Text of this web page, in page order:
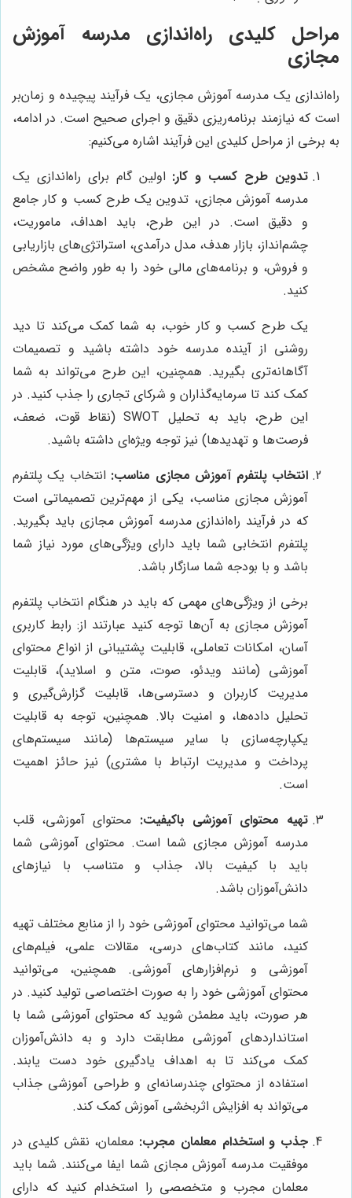
مراحل کلیدی راه‌اندازی مدرسه آموزش
مجازی
راه‌اندازی یک مدرسه آموزش مجازی، یک فرآیند پیچیده و زمان‌بر
است که نیازمند برنامه‌ریزی دقیق و اجرای صحیح است. در ادامه،
به برخی از مراحل کلیدی این فرآیند اشاره می‌کنیم:
تدوین طرح کسب و کار: اولین گام برای راه‌اندازی یک
مدرسه آموزش مجازی، تدوین یک طرح کسب و کار جامع
و دقیق است. در این طرح، باید اهداف، ماموریت،
چشم‌انداز، بازار هدف، مدل درآمدی، استراتژی‌های بازاریابی
و فروش، و برنامه‌های مالی خود را به طور واضح مشخص
کنید.
یک طرح کسب و کار خوب، به شما کمک می‌کند تا دید
روشنی از آینده مدرسه خود داشته باشید و تصمیمات
آگاهانه‌تری بگیرید. همچنین، این طرح می‌تواند به شما
کمک کند تا سرمایه‌گذاران و شرکای تجاری را جذب کنید. در
این طرح، باید به تحلیل SWOT (نقاط قوت، ضعف،
فرصت‌ها و تهدیدها) نیز توجه ویژه‌ای داشته باشید.
انتخاب پلتفرم آموزش مجازی مناسب: انتخاب یک پلتفرم
آموزش مجازی مناسب، یکی از مهم‌ترین تصمیماتی است
که در فرآیند راه‌اندازی مدرسه آموزش مجازی باید بگیرید.
پلتفرم انتخابی شما باید دارای ویژگی‌های مورد نیاز شما
باشد و با بودجه شما سازگار باشد.
برخی از ویژگی‌های مهمی که باید در هنگام انتخاب پلتفرم
آموزش مجازی به آن‌ها توجه کنید عبارتند از: رابط کاربری
آسان، امکانات تعاملی، قابلیت پشتیبانی از انواع محتوای
آموزشی (مانند ویدئو، صوت، متن و اسلاید)، قابلیت
مدیریت کاربران و دسترسی‌ها، قابلیت گزارش‌گیری و
تحلیل داده‌ها، و امنیت بالا. همچنین، توجه به قابلیت
یکپارچه‌سازی با سایر سیستم‌ها (مانند سیستم‌های
پرداخت و مدیریت ارتباط با مشتری) نیز حائز اهمیت
است.
تهیه محتوای آموزشی باکیفیت: محتوای آموزشی، قلب
مدرسه آموزش مجازی شما است. محتوای آموزشی شما
باید با کیفیت بالا، جذاب و متناسب با نیازهای
دانش‌آموزان باشد.
شما می‌توانید محتوای آموزشی خود را از منابع مختلف تهیه
کنید، مانند کتاب‌های درسی، مقالات علمی، فیلم‌های
آموزشی و نرم‌افزارهای آموزشی. همچنین، می‌توانید
محتوای آموزشی خود را به صورت اختصاصی تولید کنید. در
هر صورت، باید مطمئن شوید که محتوای آموزشی شما با
استانداردهای آموزشی مطابقت دارد و به دانش‌آموزان
کمک می‌کند تا به اهداف یادگیری خود دست یابند.
استفاده از محتوای چندرسانه‌ای و طراحی آموزشی جذاب
می‌تواند به افزایش اثربخشی آموزش کمک کند.
جذب و استخدام معلمان مجرب: معلمان، نقش کلیدی در
موفقیت مدرسه آموزش مجازی شما ایفا می‌کنند. شما باید
معلمان مجرب و متخصصی را استخدام کنید که دارای